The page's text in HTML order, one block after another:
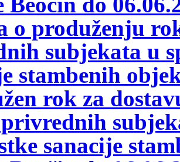
o produženju
subjekata u
stambenih